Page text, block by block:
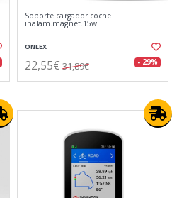
Soporte cargador coche
inalam.magnet.15w
ONLEX
22,55€ 31,89€ - 29%